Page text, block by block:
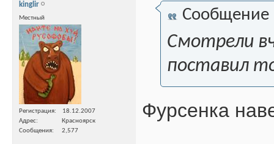
kinglir
Местный
Регистрация
18.12.2007
Адрес
Красноярск
Сообщения
2,577
Сообщение
Смотрели
поставил
Фурсенка